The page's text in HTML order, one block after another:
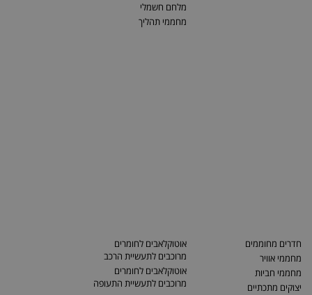
מלחם חשמלי
מחממי תהליך
חדרים מחוממים
מחממי אוויר
מחממי חביות
יצוקים מתכתיים
אוטוקלאבים לחומרים
מרוכבים לתעשיית הרכב
אוטוקלאבים לחומרים
מרוכבים לתעשיית התעופה